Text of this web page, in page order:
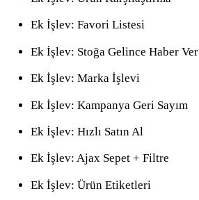
Ek İşlev: Favori Listesi
Ek İşlev: Stoğa Gelince Haber Ver
Ek İşlev: Marka İşlevi
Ek İşlev: Kampanya Geri Sayım
Ek İşlev: Hızlı Satın Al
Ek İşlev: Ajax Sepet + Filtre
Ek İşlev: Ürün Etiketleri